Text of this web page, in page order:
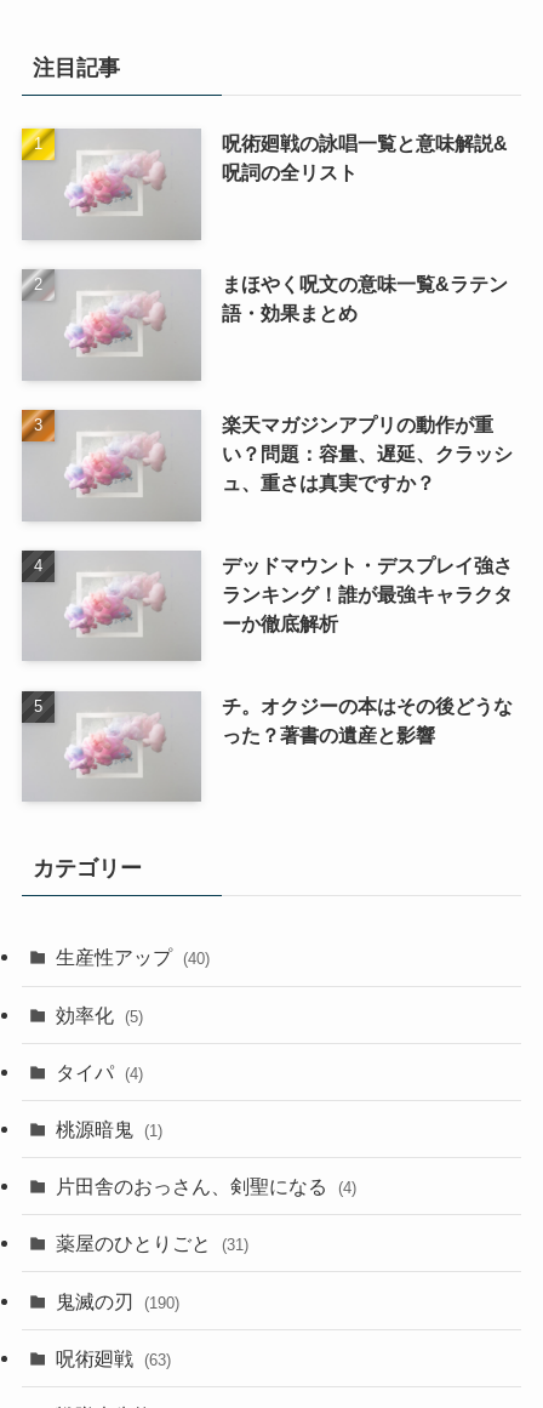
注目記事
呪術廻戦の詠唱一覧と意味解説&
呪詞の全リスト
まほやく呪文の意味一覧&ラテン
語・効果まとめ
楽天マガジンアプリの動作が重
い？問題：容量、遅延、クラッシ
ュ、重さは真実ですか？
デッドマウント・デスプレイ強さ
ランキング！誰が最強キャラクタ
ーか徹底解析
チ。オクジーの本はその後どうな
った？著書の遺産と影響
カテゴリー
生産性アップ (40)
効率化 (5)
タイパ (4)
桃源暗鬼 (1)
片田舎のおっさん、剣聖になる (4)
薬屋のひとりごと (31)
鬼滅の刃 (190)
呪術廻戦 (63)